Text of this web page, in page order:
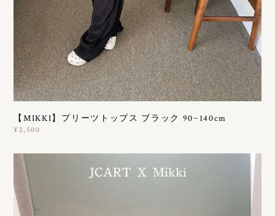
【MIKKI】プリーツトップス ブラック 90~140cm
¥2,500